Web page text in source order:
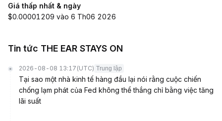
Giá thấp nhất & ngày
$0.00001209 vào 6 Th06 2026
Tin tức THE EAR STAYS ON
2026-08-08 13:17 (UTC) Trung lập
Tại sao một nhà kinh tế hàng đầu lại nói rằng cuộc chiến
chống lạm phát của Fed không thể thắng chỉ bằng việc tăng
lãi suất